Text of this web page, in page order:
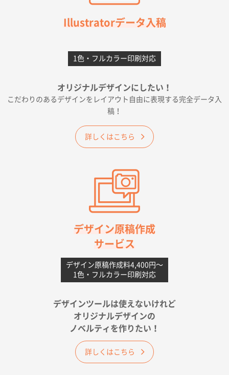
フレキソレジ袋 Uバッグ 35号
5000枚
2026年06月28日 15:14
千葉県A社様
2026年06月19日 09:41
価格 大丈夫そうな会社に見えた
大阪府のお客様
A4フルカラークリアファイル1000枚
【ポリ】特別ご注文ページ1000枚
2026年06月08日 17:38
対応の速さ、丁寧さ、提案など
不織布フラットバッグ（A4縦サイズ）1000枚
2026年05月25日 15:10
が決め手です
佐賀県A社様
2026年05月23日 16:24
希望の商品（今回発注分）が一番安かったため
Illustratorデータ入稿
1色・フルカラー印刷対応
オリジナルデザインにしたい！
こだわりのあるデザインをレイアウト自由に表現する完全データ入
稿！
詳しくはこちら
デザイン原稿作成
サービス
デザイン原稿作成料4,400円〜
1色・フルカラー印刷対応
デザインツールは使えないけれど
オリジナルデザインの
ノベルティを作りたい！
詳しくはこちら